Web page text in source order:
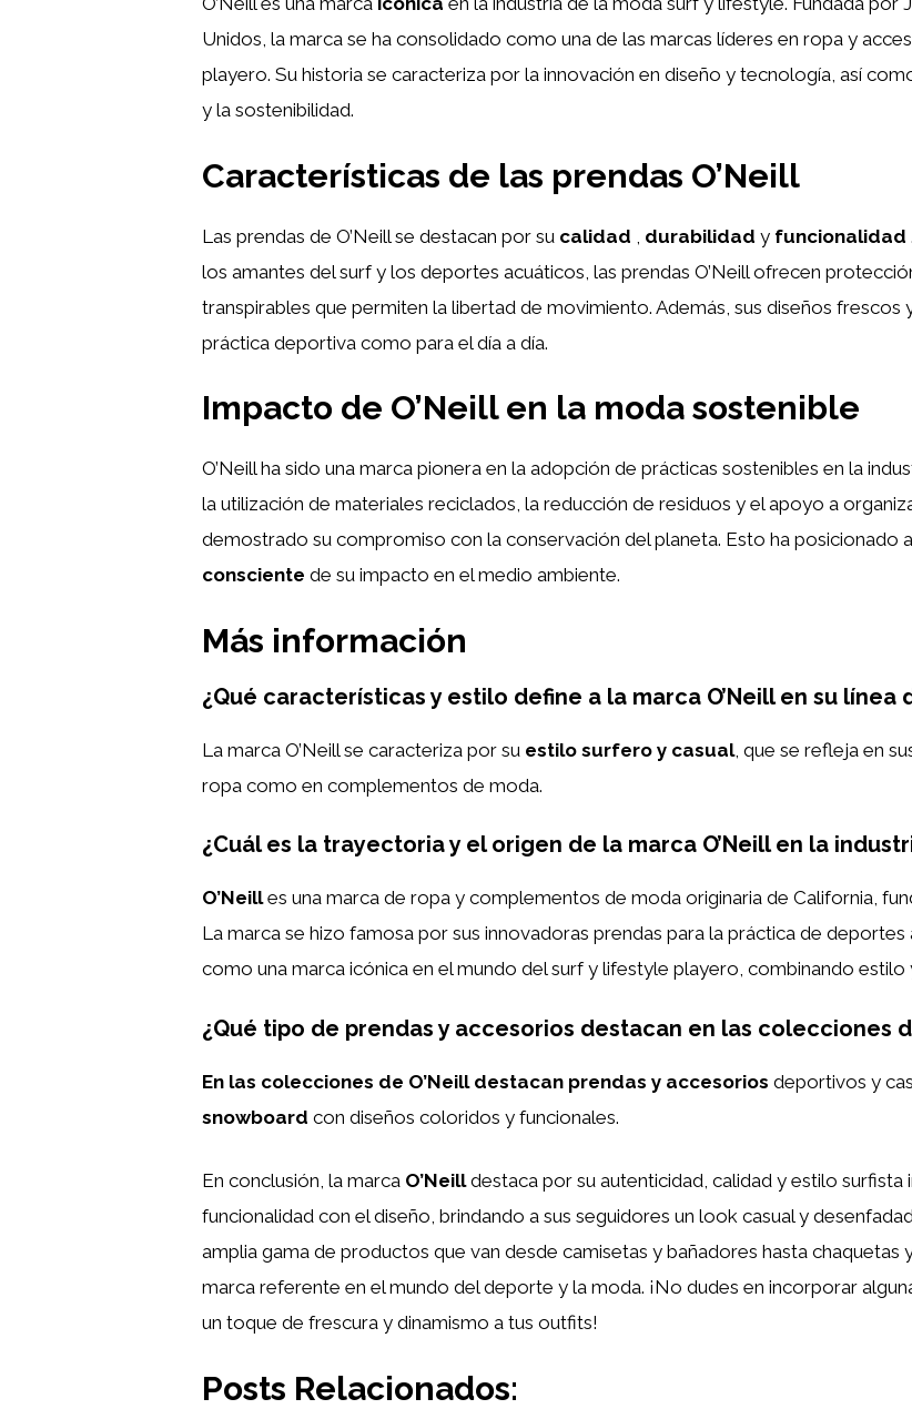
Unidos, la marca se ha consolidado como una de las marcas líderes en ropa y
playero. Su historia se caracteriza por la innovación en diseño y tecnología, así
y la sostenibilidad.
Características de las prendas O’Neill
Las prendas de O’Neill se destacan por su calidad durabilidad y funcionalidad
los amantes del surf y los deportes acuáticos, las prendas O’Neill ofrecen
transpirables que permiten la libertad de movimiento. Además, sus diseños
práctica deportiva como para el día a día.
Impacto de O’Neill en la moda sostenible
O’Neill ha sido una marca pionera en la adopción de prácticas sostenibles en la
la utilización de materiales reciclados, la reducción de residuos y el apoyo a
demostrado su compromiso con la conservación del planeta. Esto ha posicionado
consciente de su impacto en el medio ambiente.
Más información
¿Qué características y estilo define a la marca O’Neill en su
La marca O’Neill se caracteriza por su estilo surfero y casual, que se refleja en
ropa como en complementos de moda.
¿Cuál es la trayectoria y el origen de la marca O’Neill en la
O’Neilles una marca de ropa y complementos de moda originaria de California,
La marca se hizo famosa por sus innovadoras prendas para la práctica de
como una marca icónica en el mundo del surf y lifestyle playero, combinando estilo
¿Qué tipo de prendas y accesorios destacan en las colecciones
En las colecciones de O’Neill destacan prendas y accesorios deportivos y
snowboard con diseños coloridos y funcionales.
En conclusión, la marca O’Neilldestaca por su autenticidad, calidad y estilo surfista
funcionalidad con el diseño, brindando a sus seguidores un look casual y
amplia gama de productos que van desde camisetas y bañadores hasta chaquetas
marca referente en el mundo del deporte y la moda. ¡No dudes en incorporar
un toque de frescura y dinamismo a tus outfits!
Posts Relacionados: